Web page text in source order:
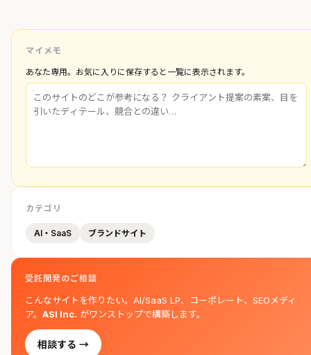
マイメモ
あなた専用。お気に入りに保存すると一覧に表示されます。
カテゴリ
AI・SaaS ブランドサイト
受託開発のご相談
こんなサイトを作りたい。AI/SaaS LP、コーポレート、SEOメディ
ア。 ASI Inc. がワンストップで構築します。
相談する →